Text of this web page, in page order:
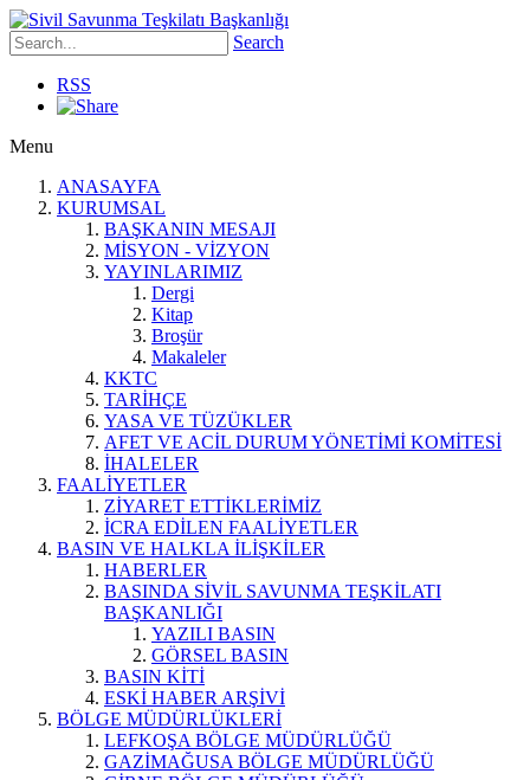
Search
RSS
Menu
ANASAYFA
KURUMSAL
BAŞKANIN MESAJI
MİSYON - VİZYON
YAYINLARIMIZ
Dergi
Kitap
Broşür
Makaleler
KKTC
TARİHÇE
YASA VE TÜZÜKLER
AFET VE ACİL DURUM YÖNETİMİ KOMİTESİ
İHALELER
FAALİYETLER
ZİYARET ETTİKLERİMİZ
İCRA EDİLEN FAALİYETLER
BASIN VE HALKLA İLİŞKİLER
HABERLER
BASINDA SİVİL SAVUNMA TEŞKİLATI
BAŞKANLIĞI
YAZILI BASIN
GÖRSEL BASIN
BASIN KİTİ
ESKİ HABER ARŞİVİ
BÖLGE MÜDÜRLÜKLERİ
LEFKOŞA BÖLGE MÜDÜRLÜĞÜ
GAZİMAĞUSA BÖLGE MÜDÜRLÜĞÜ